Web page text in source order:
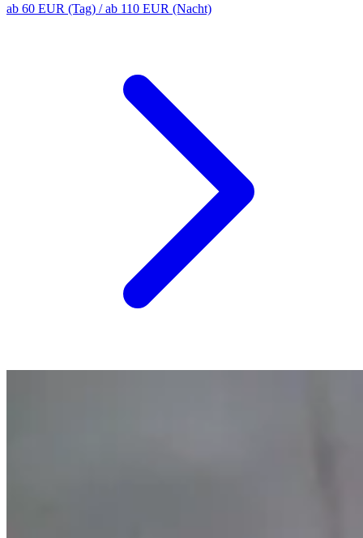
ab 60 EUR (Tag) / ab 110 EUR (Nacht)